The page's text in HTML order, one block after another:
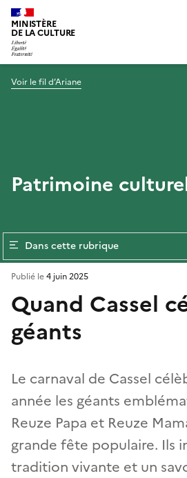
MINISTÈRE
DE LA CULTURE
Voir le fil d’Ariane
Patrimoine
Dans cette rubrique
Quand Cassel
géants
Le carnaval de Cassel
année les géants
Reuze Papa et Reuze
grande fête populaire. Ils
tradition vivante et un
Publié le4 juin 2025